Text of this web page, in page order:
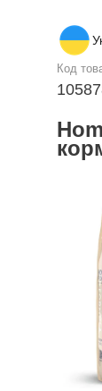
Код